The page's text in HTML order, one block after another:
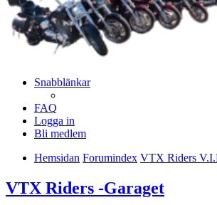
Snabblänkar
FAQ
Logga in
Bli medlem
Hemsidan Forumindex VTX Riders
VTX Riders -Garaget